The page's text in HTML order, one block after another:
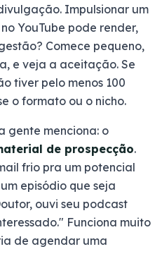
Impulsionar um
YouTube pode render,
Comece pequeno,
e veja a aceitação. Se
tiver pelo menos 100
o formato ou o nicho.
gente menciona: o
de prospecção.
frio pra um potencial
episódio que seja
ouvi seu podcast
Funciona muito
de agendar uma